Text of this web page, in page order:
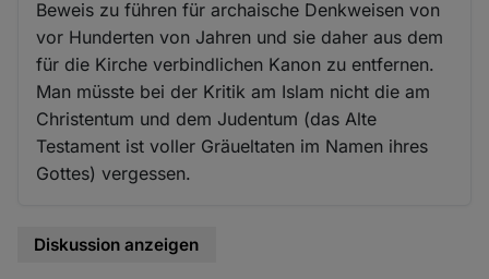
Beweis zu führen für archaische Denkweisen von
vor Hunderten von Jahren und sie daher aus dem
für die Kirche verbindlichen Kanon zu entfernen.
Man müsste bei der Kritik am Islam nicht die am
Christentum und dem Judentum (das Alte
Testament ist voller Gräueltaten im Namen ihres
Gottes) vergessen.
Diskussion anzeigen